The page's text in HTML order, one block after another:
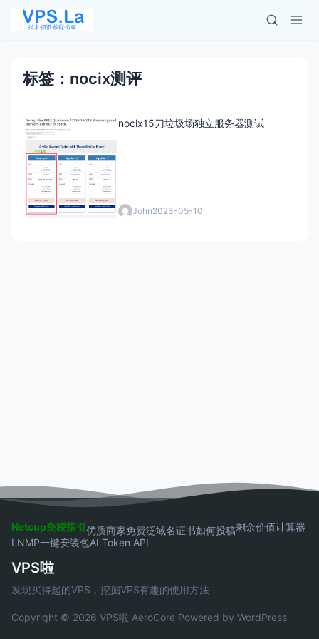
标签：nocix测评
nocix15刀垃圾场独立服务器测试
John2023-05-10
Netcup免税指引优质商家免费泛域名证书如何投稿剩余价值计算器
LNMP一键安装包AI Token API
VPS啦
发现买得起的VPS，挖掘VPS有趣的使用方法
Copyright © 2026 VPS啦 AeroCore Powered by WordPress